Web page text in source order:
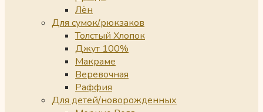
Лён
Для сумок/рюкзаков
Толстый Хлопок
Джут 100%
Макраме
Веревочная
Раффия
Для детей/новорожденных